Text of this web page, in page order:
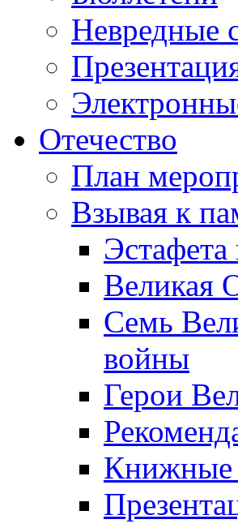
Невредные
Отечество
План
Взывая к
Эcтафета
Великая
Семь
войны
Герои
Книжные